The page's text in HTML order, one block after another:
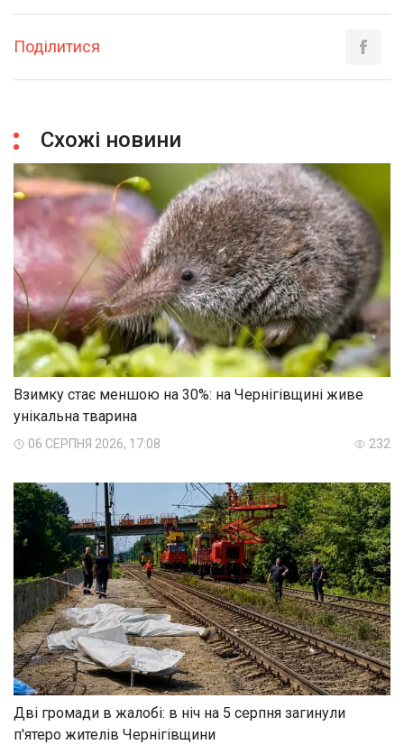
Поділитися
Схожі новини
Взимку стає меншою на 30%: на Чернігівщині живе
унікальна тварина
06 СЕРПНЯ 2026, 17:08 232
Дві громади в жалобі: в ніч на 5 серпня загинули
п'ятеро жителів Чернігівщини